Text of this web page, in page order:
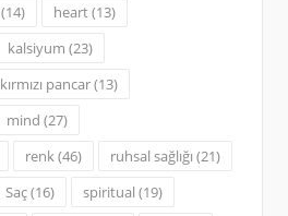
(14) heart(13)
kalsiyum (23)
kırmızı pancar(13)
mind (27)
renk (46) ruhsal sağlığı (21)
Saç(16) spiritual (19)